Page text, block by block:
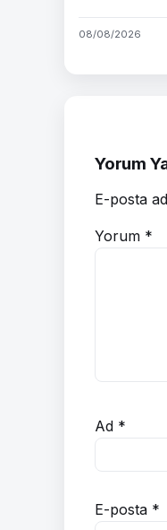
08/08/2026
Yorum
E-posta
Yorum *
Ad *
E-posta *